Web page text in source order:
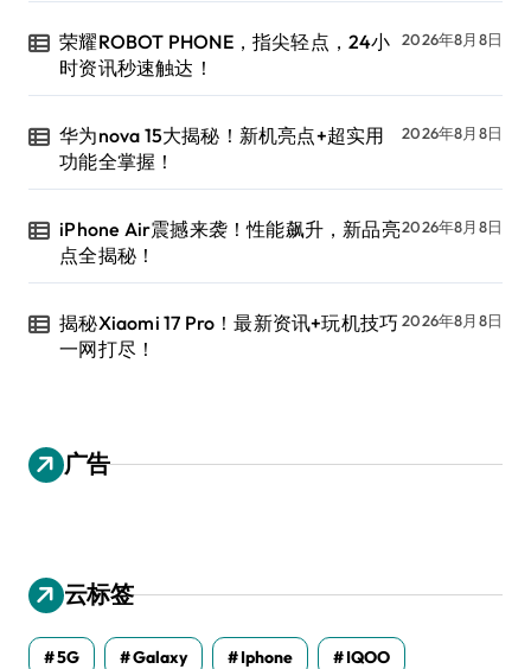
荣耀ROBOT PHONE，指尖轻点，24小
时资讯秒速触达！
2026年8月8日
华为nova 15大揭秘！新机亮点+超实用
功能全掌握！
2026年8月8日
iPhone Air震撼来袭！性能飙升，新品亮
点全揭秘！
2026年8月8日
揭秘Xiaomi 17 Pro！最新资讯+玩机技巧
一网打尽！
2026年8月8日
广告
云标签
5G Galaxy Iphone IQOO